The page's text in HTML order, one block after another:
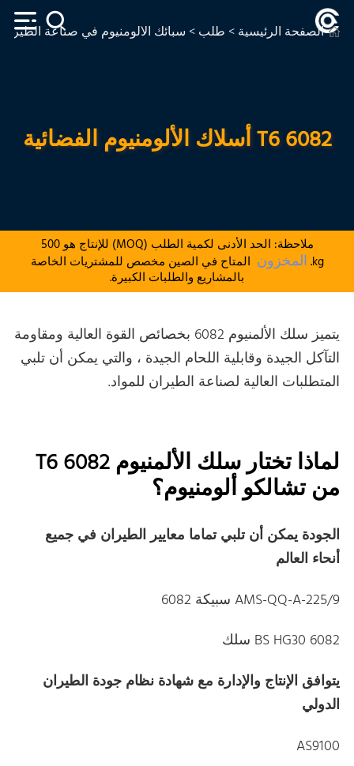
الصفحة الرئيسية> طلب> سبائك الألومنيوم في صناعة الطيران
6082 T6 أسلاك الألومنيوم الفضائية
ملاحظة: الحد الأدنى لكمية الطلب (MOQ) للإنتاج هو 500
kg. المخزون المتاح في الصين مخصص للمشتريات الخاصة
بالمشاريع والطلبات الكبيرة.
يتميز سلك الألمنيوم 6082 بخصائص القوة العالية ومقاومة
التآكل الجيدة وقابلية اللحام الجيدة ، والتي يمكن أن تلبي
المتطلبات العالية لصناعة الطيران للمواد.
لماذا تختار سلك الألمنيوم 6082 T6
من تشالكو ألومنيوم؟
الجودة يمكن أن تلبي تماما معايير الطيران في جميع
أنحاء العالم
AMS-QQ-A-225/9 سبيكة 6082
BS HG30 6082 سلك
يتوافق الإنتاج والإدارة مع شهادة نظام جودة الطيران
الدولي
AS9100